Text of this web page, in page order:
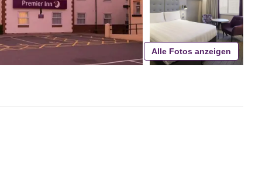
Alle Fotos anzeigen